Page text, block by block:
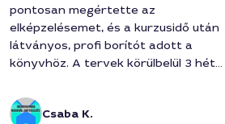
pontosan megértette az
elképzelésemet, és a kurzusidő után
látványos, profi borítót adott a
könyvhöz. A tervek körülbelül 3 hét
42000 forint volt, ami
beleszámította a jogtiszta elemeket
Csaba K.